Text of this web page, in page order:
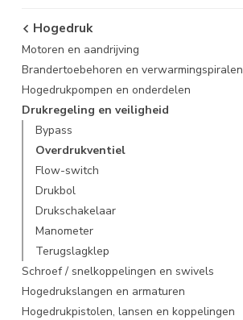
Hogedruk
Motoren en aandrijving
Brandertoebehoren en verwarmingspiralen
Hogedrukpompen en onderdelen
Drukregeling en veiligheid
Bypass
Overdrukventiel
Flow-switch
Drukbol
Drukschakelaar
Manometer
Terugslagklep
Schroef / snelkoppelingen en swivels
Hogedrukslangen en armaturen
Hogedrukpistolen, lansen en koppelingen